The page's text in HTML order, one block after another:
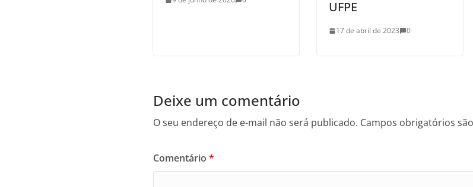
UFPE
17 de abril de 2023 0
Deixe um comentário
O seu endereço de e-mail não será publicado. Campos obrigatórios
Comentário *